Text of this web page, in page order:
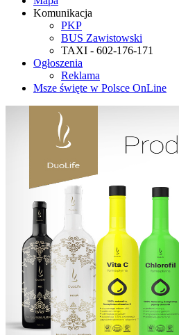
Komunikacja
PKP
BUS Zawistowski
TAXI - 602-176-171
Ogłoszenia
Reklama
Msze święte w Polsce OnLine